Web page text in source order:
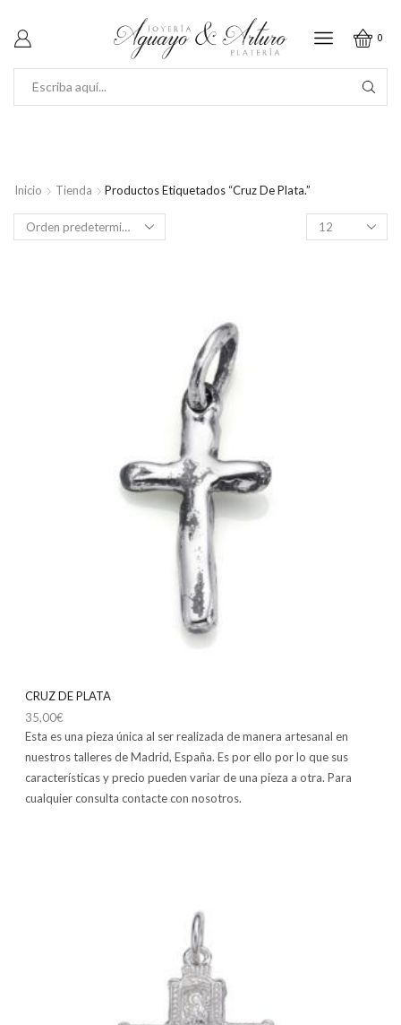
0
Inicio Tienda Productos Etiquetados “Cruz De Plata.”
Productos
por
CRUZ DE PLATA
35,00€
Esta es una pieza única al ser realizada de manera artesanal en
nuestros talleres de Madrid, España. Es por ello por lo que sus
características y precio pueden variar de una pieza a otra. Para
cualquier consulta contacte con nosotros.